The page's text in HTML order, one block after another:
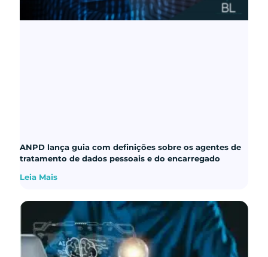
ANPD lança guia com definições sobre os agentes de
tratamento de dados pessoais e do encarregado
Leia Mais